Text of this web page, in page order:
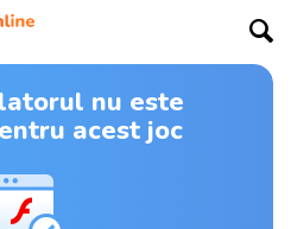
nu este
acest joc